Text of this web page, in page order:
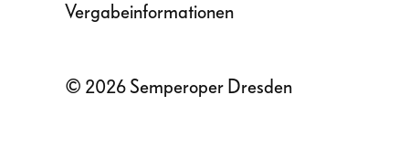
Vergabeinformationen
© 2026 Semperoper Dresden